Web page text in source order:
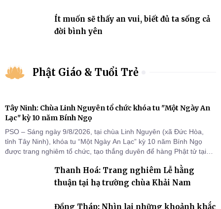
Ít muốn sẽ thấy an vui, biết đủ ta sống cả
đời bình yên
Phật Giáo & Tuổi Trẻ
Tây Ninh: Chùa Linh Nguyên tổ chức khóa tu "Một Ngày An
Lạc" kỳ 10 năm Bính Ngọ
PSO – Sáng ngày 9/8/2026, tại chùa Linh Nguyên (xã Đức Hòa,
tỉnh Tây Ninh), khóa tu “Một Ngày An Lạc” kỳ 10 năm Bính Ngọ
được trang nghiêm tổ chức, tạo thắng duyên để hàng Phật tử tại
Thanh Hoá: Trang nghiêm Lễ hằng
thuận tại hạ trường chùa Khải Nam
Đồng Tháp: Nhìn lại những khoảnh khắc